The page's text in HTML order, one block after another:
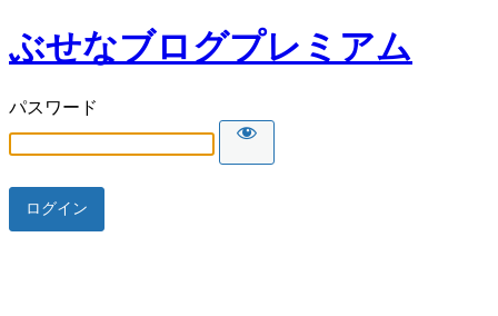
ぶせなブログプレミアム
パスワード